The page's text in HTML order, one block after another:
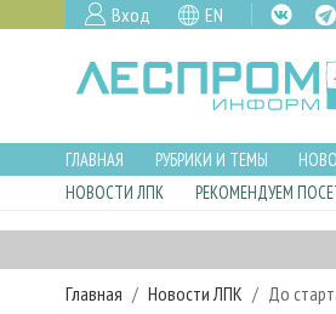
Вход EN
ГЛАВНАЯ РУБРИКИ И ТЕМЫ
НОВОСТИ ЛПК
РЕКОМЕНДУЕМ
Главная Новости ЛПК До